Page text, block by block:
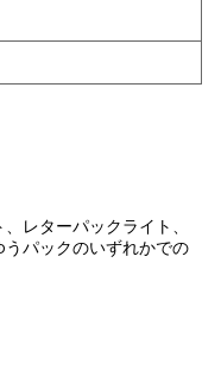
ますが、土・日・祝日
場合があり、翌日が
関する返品や返金には
ますが、土・日・祝日
日以内にご入金いただけ
があります。
レターパックライト、
パックのいずれかでの